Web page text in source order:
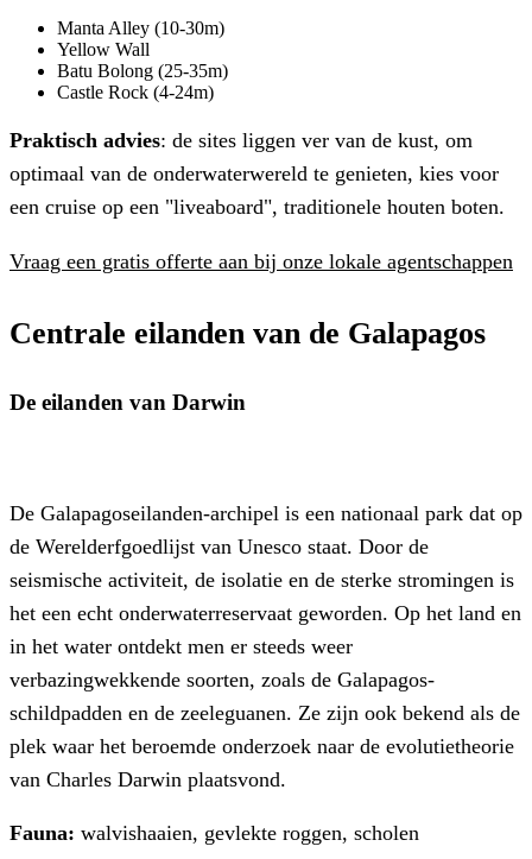
Manta Alley (10-30m)
Yellow Wall
Batu Bolong (25-35m)
Castle Rock (4-24m)
Praktisch advies: de sites liggen ver van de kust, om
optimaal van de onderwaterwereld te genieten, kies voor
een cruise op een "liveaboard", traditionele houten boten.
Vraag een gratis offerte aan bij onze lokale agentschappen
Centrale eilanden van de Galapagos
De eilanden van Darwin
De Galapagoseilanden-archipel is een nationaal park dat op
de Werelderfgoedlijst van Unesco staat. Door de
seismische activiteit, de isolatie en de sterke stromingen is
het een echt onderwaterreservaat geworden. Op het land en
in het water ontdekt men er steeds weer
verbazingwekkende soorten, zoals de Galapagos-
schildpadden en de zeeleguanen. Ze zijn ook bekend als de
plek waar het beroemde onderzoek naar de evolutietheorie
van Charles Darwin plaatsvond.
Fauna: walvishaaien, gevlekte roggen, scholen